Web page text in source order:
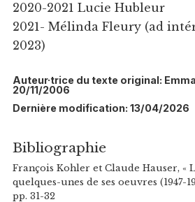
2020-2021 Lucie Hubleur
2021- Mélinda Fleury (ad
2023)
Auteur·trice du texte original:
20/11/2006
Dernière modification: 13/04/2026
Bibliographie
François Kohler et Claude Hauser, «
quelques-unes de ses oeuvres (1947-
pp. 31-32